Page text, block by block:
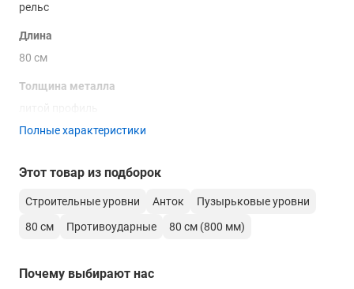
рельс
Длина
80 см
Толщина металла
Точность пузырька
Полные характеристики
Этот товар из подборок
Строительные уровни Анток
Пузырьковые уровни
80 см
Противоударные 80 см (800 мм)
Почему выбирают нас